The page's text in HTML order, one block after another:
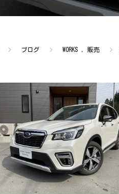
ブログ WORKS 販売